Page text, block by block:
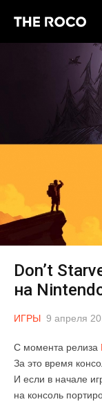
Don’t
на
ИГРЫ 9 апреля
С момента релиза
За это время
И если в начале
на консоль